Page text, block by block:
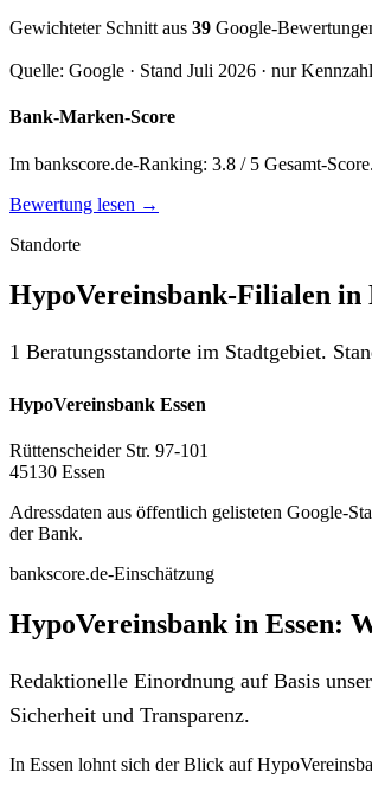
Gewichteter Schnitt aus 39 Google-
Quelle: Google · Stand Juli 2026 · nur
Bank-Marken-Score
Im bankscore.de-Ranking: 3.8 / 5 Gesamt-Score.
Bewertung lesen →
Standorte
HypoVereinsbank-Filialen in
1 Beratungsstandorte im Stadtgebiet.
HypoVereinsbank Essen
Rüttenscheider Str. 97-101
45130 Essen
Adressdaten aus öffentlich gelisteten Google-
der Bank.
bankscore.de-Einschätzung
HypoVereinsbank in Essen:
Redaktionelle Einordnung auf Basis
Sicherheit und Transparenz.
In Essen lohnt sich der Blick auf